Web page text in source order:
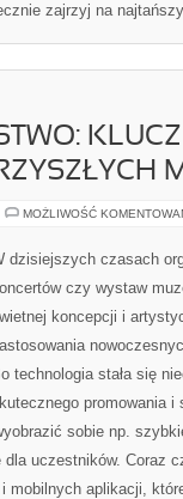
zajrzyj na
MOŻLIWOŚĆ
dzisiejszych czasach
czy wystaw
koncepcji i
technologia stała się
promowania i
sobie np.
uczestników. Coraz
mobilnych aplikacji,